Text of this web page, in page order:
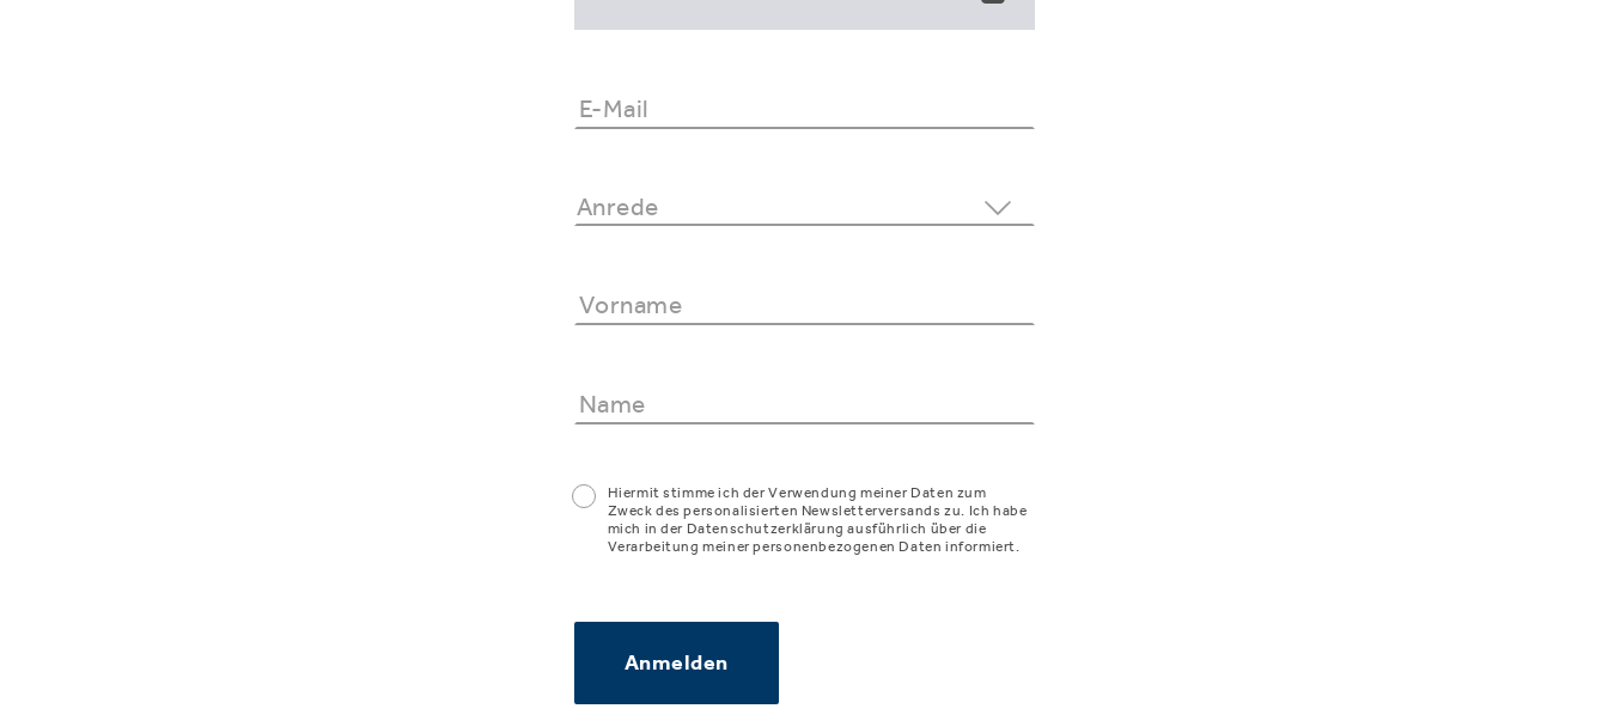
Hiermit stimme ich der Verwendung meiner Daten zum
Zweck des personalisierten Newsletterversands zu. Ich habe
mich in der Datenschutzerklärung ausführlich über die
Verarbeitung meiner personenbezogenen Daten informiert.
Anmelden